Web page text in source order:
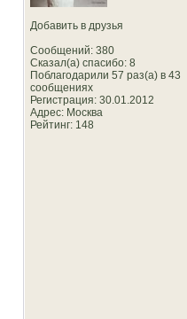
Добавить в друзья
Сообщений: 380
Сказал(а) спасибо: 8
Поблагодарили 57 раз(а) в 43
сообщениях
Регистрация: 30.01.2012
Адрес: Москва
Рейтинг: 148